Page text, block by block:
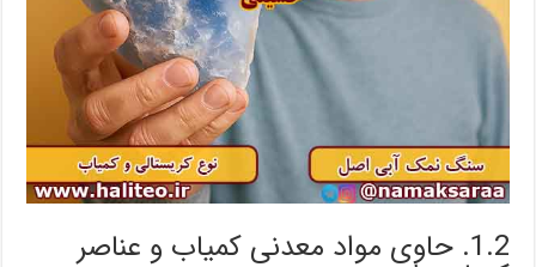
1.2. حاوی مواد معدنی کمیاب و عناصر